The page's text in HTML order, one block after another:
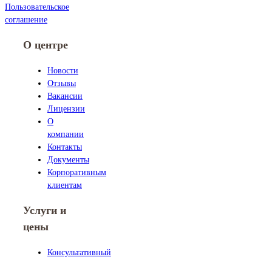
Пользовательское
соглашение
О центре
Новости
Отзывы
Вакансии
Лицензии
О
компании
Контакты
Документы
Корпоративным
клиентам
Услуги и
цены
Консультативный